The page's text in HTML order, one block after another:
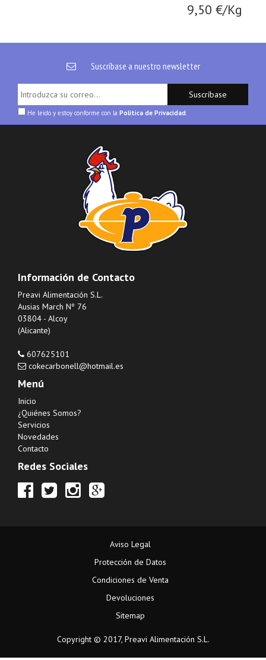
9,50 €/Kg
Suscríbase a nuestro newsletter
Suscríbase
He leido y estoy conforme con la Política de Privacidad
Información de Contacto
Preavi Alimentación S.L.
Ausias March Nº 76
03804 - Alcoy
(Alicante)
607625101
cokecarbonell@hotmail.es
Menú
Inicio
¿Quiénes Somos?
Servicios
Novedades
Contacto
Redes Sociales
Aviso Legal
Protección de Datos
Condiciones de Venta
Devoluciones
Sitemap
Copyright © 2017, Preavi Alimentación S.L.